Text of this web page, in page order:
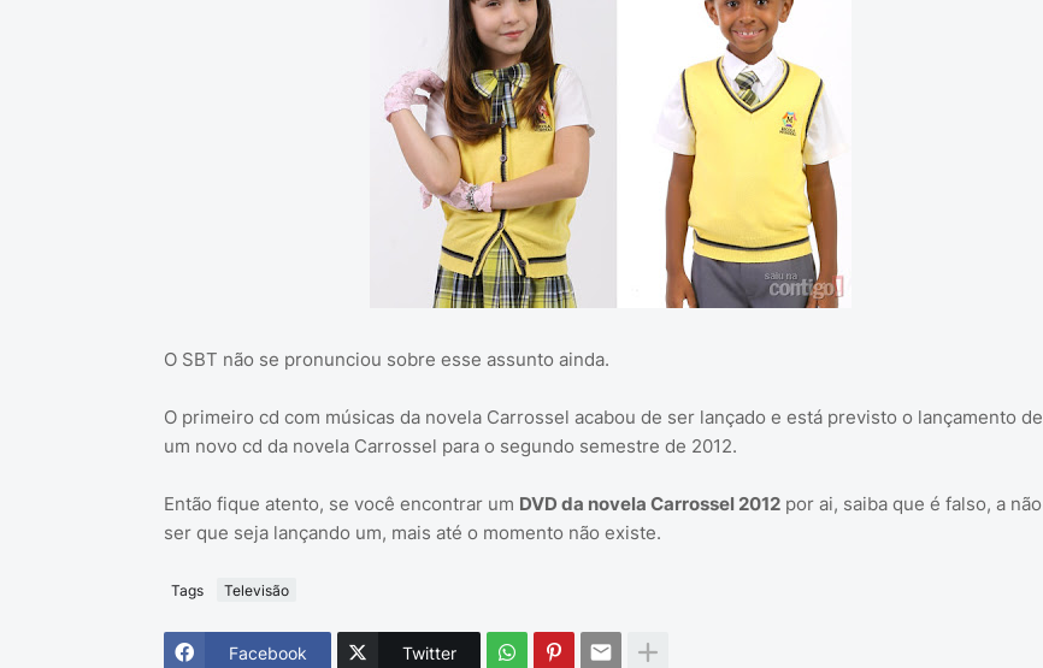
O SBT não se pronunciou sobre esse assunto ainda.
O primeiro cd com músicas da novela Carrossel acabou de ser lançado e está previsto o lançamento de
um novo cd da novela Carrossel para o segundo semestre de 2012.
Então fique atento, se você encontrar um DVD da novela Carrossel 2012por ai, saiba que é falso, a não
ser que seja lançando um, mais até o momento não existe.
Tags Televisão
Facebook Twitter